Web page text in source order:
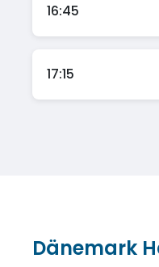
16:45
17:15
Dänemark